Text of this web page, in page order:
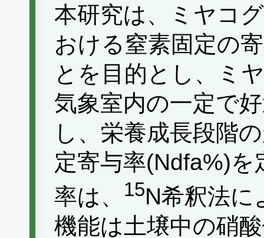
本研究は、ミヤコ
おける窒素固定の
とを目的とし、ミ
気象室内の一定で
し、栄養成長段階
定寄与率(Ndfa%)
率は、
15N希釈法に
機能は土壌中の硝